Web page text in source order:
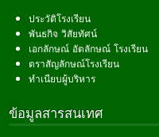
ประวัติโรงเรียน
พันธกิจ วิสัยทัศน์
เอกลักษณ์ อัตลักษณ์ โรงเรียน
ตราสัญลักษณ์โรงเรียน
ทำเนียบผู้บริหาร
ข้อมูลสารสนเทศ